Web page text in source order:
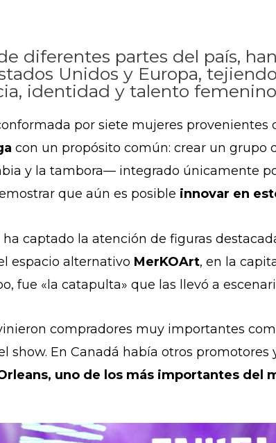
diferentes partes del país,
Unidos y Europa,
identidad y talento
por siete mujeres provenientes
con un propósito común: crear un
y la tambora— integrado únicamente
que aún es posible innovar en
ha captado la atención de figuras
espacio alternativo MerKOArt, en la
fue «la catapulta» que las llevó a
compradores muy importantes
show. En Canadá había otros promotores
uno de los más importantes del